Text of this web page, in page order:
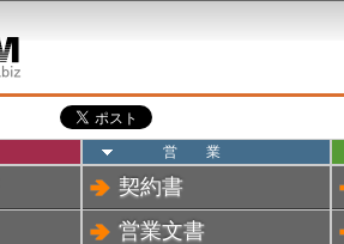
営業
契約書
営業文書